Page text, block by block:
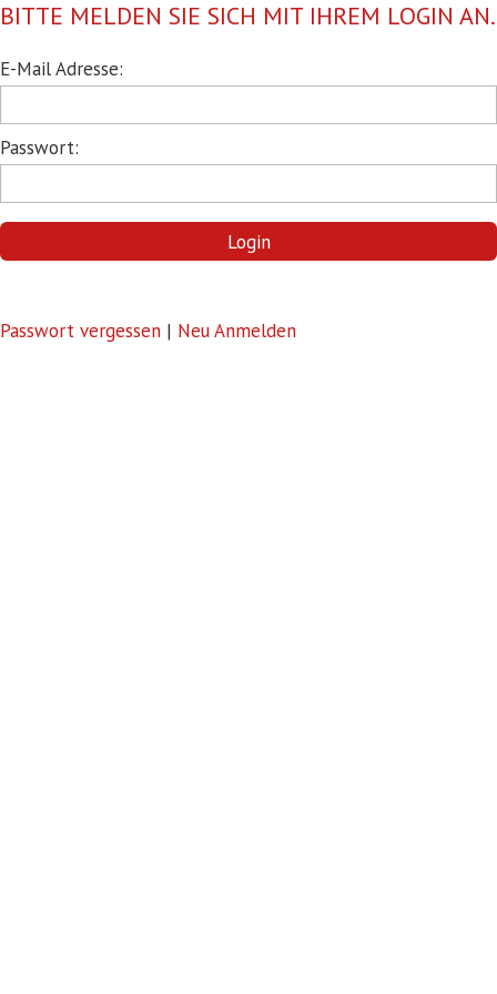
BITTE MELDEN SIE SICH MIT IHREM LOGIN AN.
Pflichtfeld
E-Mail Adresse:
Pflichtfeld
Passwort:
Login
Passwort vergessen | Neu Anmelden